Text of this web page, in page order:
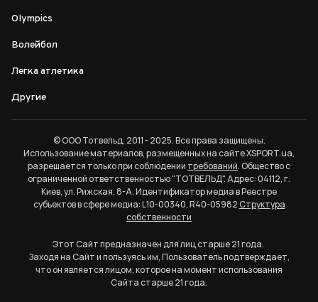
Olympics
Волейбол
Легка атлетика
Другие
© ООО Тотвельд, 2011 - 2025. Все права защищены.
Использование материалов, размещенных на сайте XSPORT.ua,
разрешается только при соблюдении требований. Общество с
ограниченной ответственностью "ТОТВЕЛЬД". Адрес: 04112, г.
Киев, ул. Рижская, 8-А. Идентификатор медиа в Реестре
субъектов в сфере медиа: L10-00340, R40-05982Структура
собственности
Этот Сайт предназначен для лиц старше 21 года.
Заходя на Сайт и пользуясь им, Пользователь подтверждает,
что он является лицом, которое на момент использования
Сайта старше 21 года.